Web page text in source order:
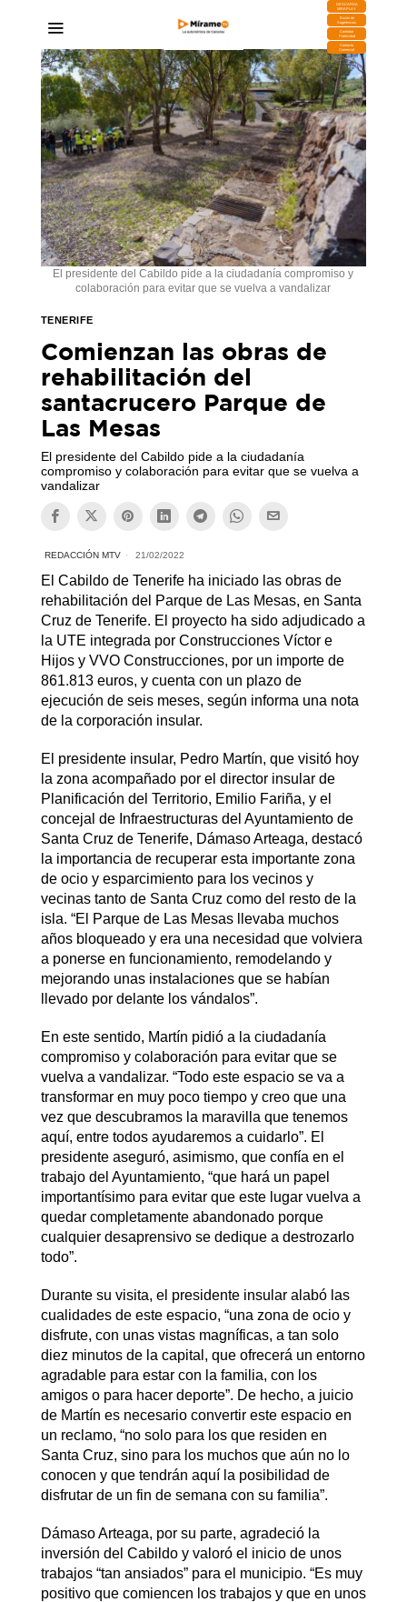
DESCARGA
MIRAPLAY
Buzón de
Sugerencias
Contratar
Publicidad
Contacto
Comercial
El presidente del Cabildo pide a la ciudadanía compromiso y
colaboración para evitar que se vuelva a vandalizar
TENERIFE
Comienzan las obras de
rehabilitación del
santacrucero Parque de
Las Mesas
El presidente del Cabildo pide a la ciudadanía
compromiso y colaboración para evitar que se vuelva a
vandalizar
REDACCIÓN MTV 21/02/2022
El Cabildo de Tenerife ha iniciado las obras de
rehabilitación del Parque de Las Mesas, en Santa
Cruz de Tenerife. El proyecto ha sido adjudicado a
la UTE integrada por Construcciones Víctor e
Hijos y VVO Construcciones, por un importe de
861.813 euros, y cuenta con un plazo de
ejecución de seis meses, según informa una nota
de la corporación insular.
El presidente insular, Pedro Martín, que visitó hoy
la zona acompañado por el director insular de
Planificación del Territorio, Emilio Fariña, y el
concejal de Infraestructuras del Ayuntamiento de
Santa Cruz de Tenerife, Dámaso Arteaga, destacó
la importancia de recuperar esta importante zona
de ocio y esparcimiento para los vecinos y
vecinas tanto de Santa Cruz como del resto de la
isla. “El Parque de Las Mesas llevaba muchos
años bloqueado y era una necesidad que volviera
a ponerse en funcionamiento, remodelando y
mejorando unas instalaciones que se habían
llevado por delante los vándalos”.
En este sentido, Martín pidió a la ciudadanía
compromiso y colaboración para evitar que se
vuelva a vandalizar. “Todo este espacio se va a
transformar en muy poco tiempo y creo que una
vez que descubramos la maravilla que tenemos
aquí, entre todos ayudaremos a cuidarlo”. El
presidente aseguró, asimismo, que confía en el
trabajo del Ayuntamiento, “que hará un papel
importantísimo para evitar que este lugar vuelva a
quedar completamente abandonado porque
cualquier desaprensivo se dedique a destrozarlo
todo”.
Durante su visita, el presidente insular alabó las
cualidades de este espacio, “una zona de ocio y
disfrute, con unas vistas magníficas, a tan solo
diez minutos de la capital, que ofrecerá un entorno
agradable para estar con la familia, con los
amigos o para hacer deporte”. De hecho, a juicio
de Martín es necesario convertir este espacio en
un reclamo, “no solo para los que residen en
Santa Cruz, sino para los muchos que aún no lo
conocen y que tendrán aquí la posibilidad de
disfrutar de un fin de semana con su familia”.
Dámaso Arteaga, por su parte, agradeció la
inversión del Cabildo y valoró el inicio de unos
trabajos “tan ansiados” para el municipio. “Es muy
positivo que comiencen los trabajos y que en unos